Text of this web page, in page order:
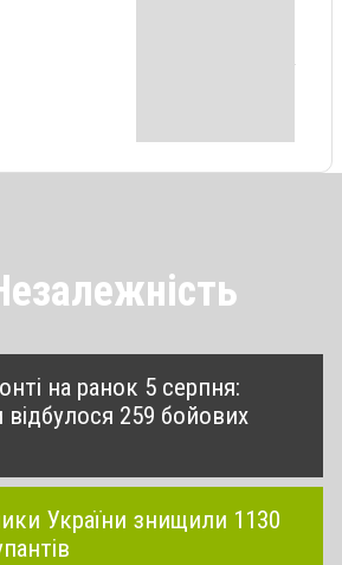
на ранок 5 серпня:
259 бойових
України знищили 1130